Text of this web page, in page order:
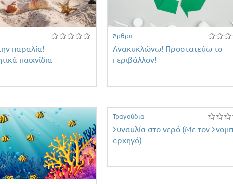
παραλία!
παιχνίδια
Άρθρα
Ανακυκλώνω! Προστατεύω το
περιβάλλον!
Τραγούδια
Συναυλία στο νερό (Με τον Σνομπ
αρχηγό)